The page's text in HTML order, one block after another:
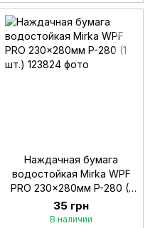
Наждачная бумага
водостойкая Mirka WPF
PRO 230x280мм P-280 (1
шт.)
35 грн
В наличии